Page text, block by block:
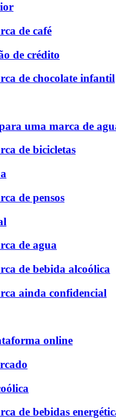
de café
de crédito
de chocolate infantil
uma marca de
de bicicletas
de pensos
de agua
de bebida alcoólica
ainda confidencial
online
de bebidas